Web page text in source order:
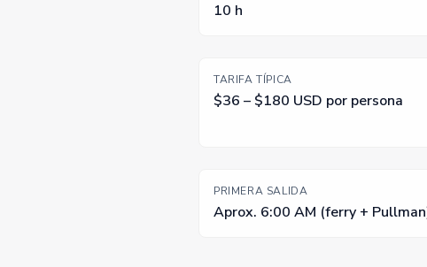
10 h
TARIFA TÍPICA
$36 – $180 USD por persona
PRIMERA SALIDA
Aprox. 6:00 AM (ferry +